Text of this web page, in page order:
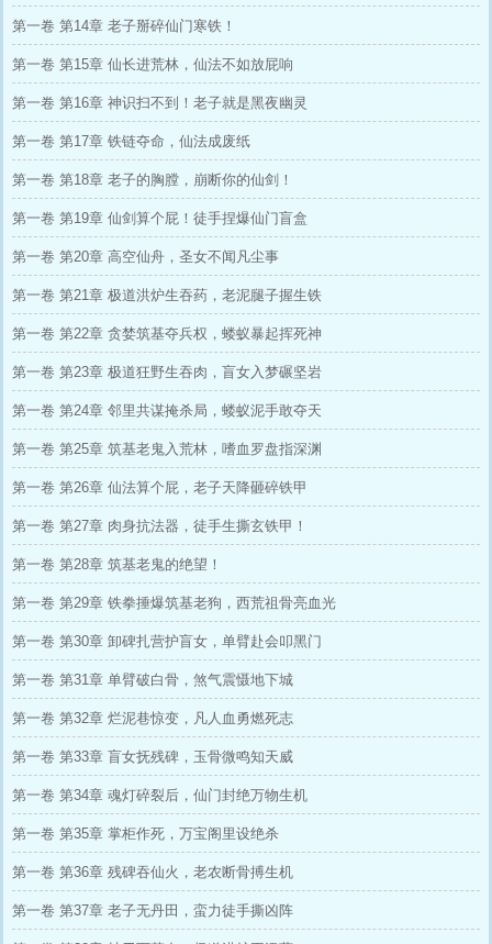
第一卷 第14章 老子掰碎仙门寒铁！
第一卷 第15章 仙长进荒林，仙法不如放屁响
第一卷 第16章 神识扫不到！老子就是黑夜幽灵
第一卷 第17章 铁链夺命，仙法成废纸
第一卷 第18章 老子的胸膛，崩断你的仙剑！
第一卷 第19章 仙剑算个屁！徒手捏爆仙门盲盒
第一卷 第20章 高空仙舟，圣女不闻凡尘事
第一卷 第21章 极道洪炉生吞药，老泥腿子握生铁
第一卷 第22章 贪婪筑基夺兵权，蝼蚁暴起挥死神
第一卷 第23章 极道狂野生吞肉，盲女入梦碾坚岩
第一卷 第24章 邻里共谋掩杀局，蝼蚁泥手敢夺天
第一卷 第25章 筑基老鬼入荒林，嗜血罗盘指深渊
第一卷 第26章 仙法算个屁，老子天降砸碎铁甲
第一卷 第27章 肉身抗法器，徒手生撕玄铁甲！
第一卷 第28章 筑基老鬼的绝望！
第一卷 第29章 铁拳捶爆筑基老狗，西荒祖骨亮血光
第一卷 第30章 卸碑扎营护盲女，单臂赴会叩黑门
第一卷 第31章 单臂破白骨，煞气震慑地下城
第一卷 第32章 烂泥巷惊变，凡人血勇燃死志
第一卷 第33章 盲女抚残碑，玉骨微鸣知天威
第一卷 第34章 魂灯碎裂后，仙门封绝万物生机
第一卷 第35章 掌柜作死，万宝阁里设绝杀
第一卷 第36章 残碑吞仙火，老农断骨搏生机
第一卷 第37章 老子无丹田，蛮力徒手撕凶阵